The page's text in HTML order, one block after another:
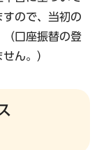
ので、当初の
（口座振替の登
ん。）